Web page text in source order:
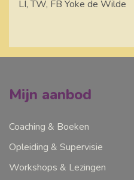
LI, TW, FB Yoke de Wilde
Mijn aanbod
Coaching & Boeken
Opleiding & Supervisie
Workshops & Lezingen